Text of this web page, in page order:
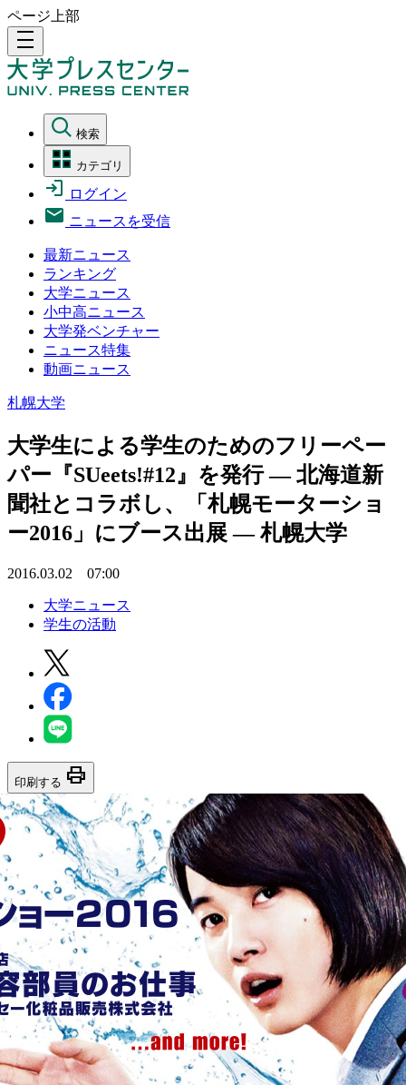
ページ上部
density_medium
検索
カテゴリ
ログイン
ニュースを受信
最新ニュース
ランキング
大学ニュース
小中高ニュース
大学発ベンチャー
ニュース特集
動画ニュース
札幌大学
大学生による学生のためのフリーペー
パー『SUeets!#12』を発行 — 北海道新
聞社とコラボし、「札幌モーターショ
ー2016」にブース出展 — 札幌大学
2016.03.02 07:00
大学ニュース
学生の活動
印刷する print